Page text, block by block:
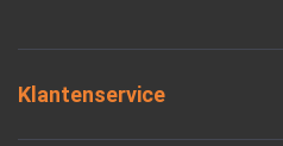
Klantenservice